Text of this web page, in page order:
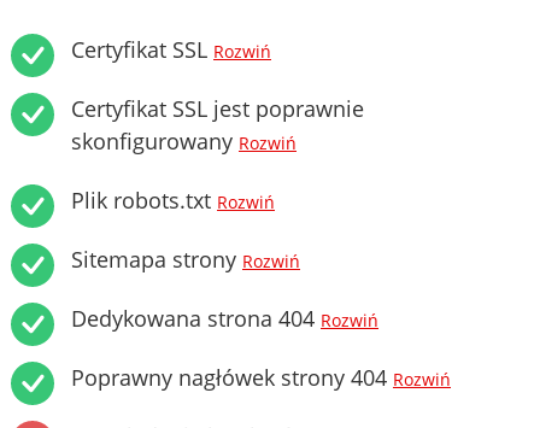
Certyfikat SSL Rozwiń
Certyfikat SSL jest poprawnie
skonfigurowany Rozwiń
Plik robots.txt Rozwiń
Sitemapa strony Rozwiń
Dedykowana strona 404 Rozwiń
Poprawny nagłówek strony 404 Rozwiń